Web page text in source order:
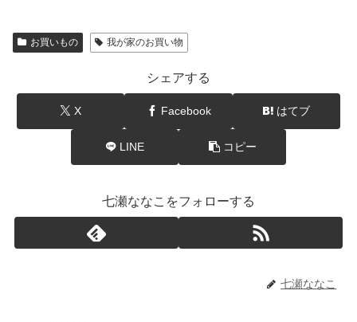
お買いもの 我が家のお買い物
シェアする
X Facebook はてブ
LINE コピー
七瀬ななこをフォローする
七瀬ななこ